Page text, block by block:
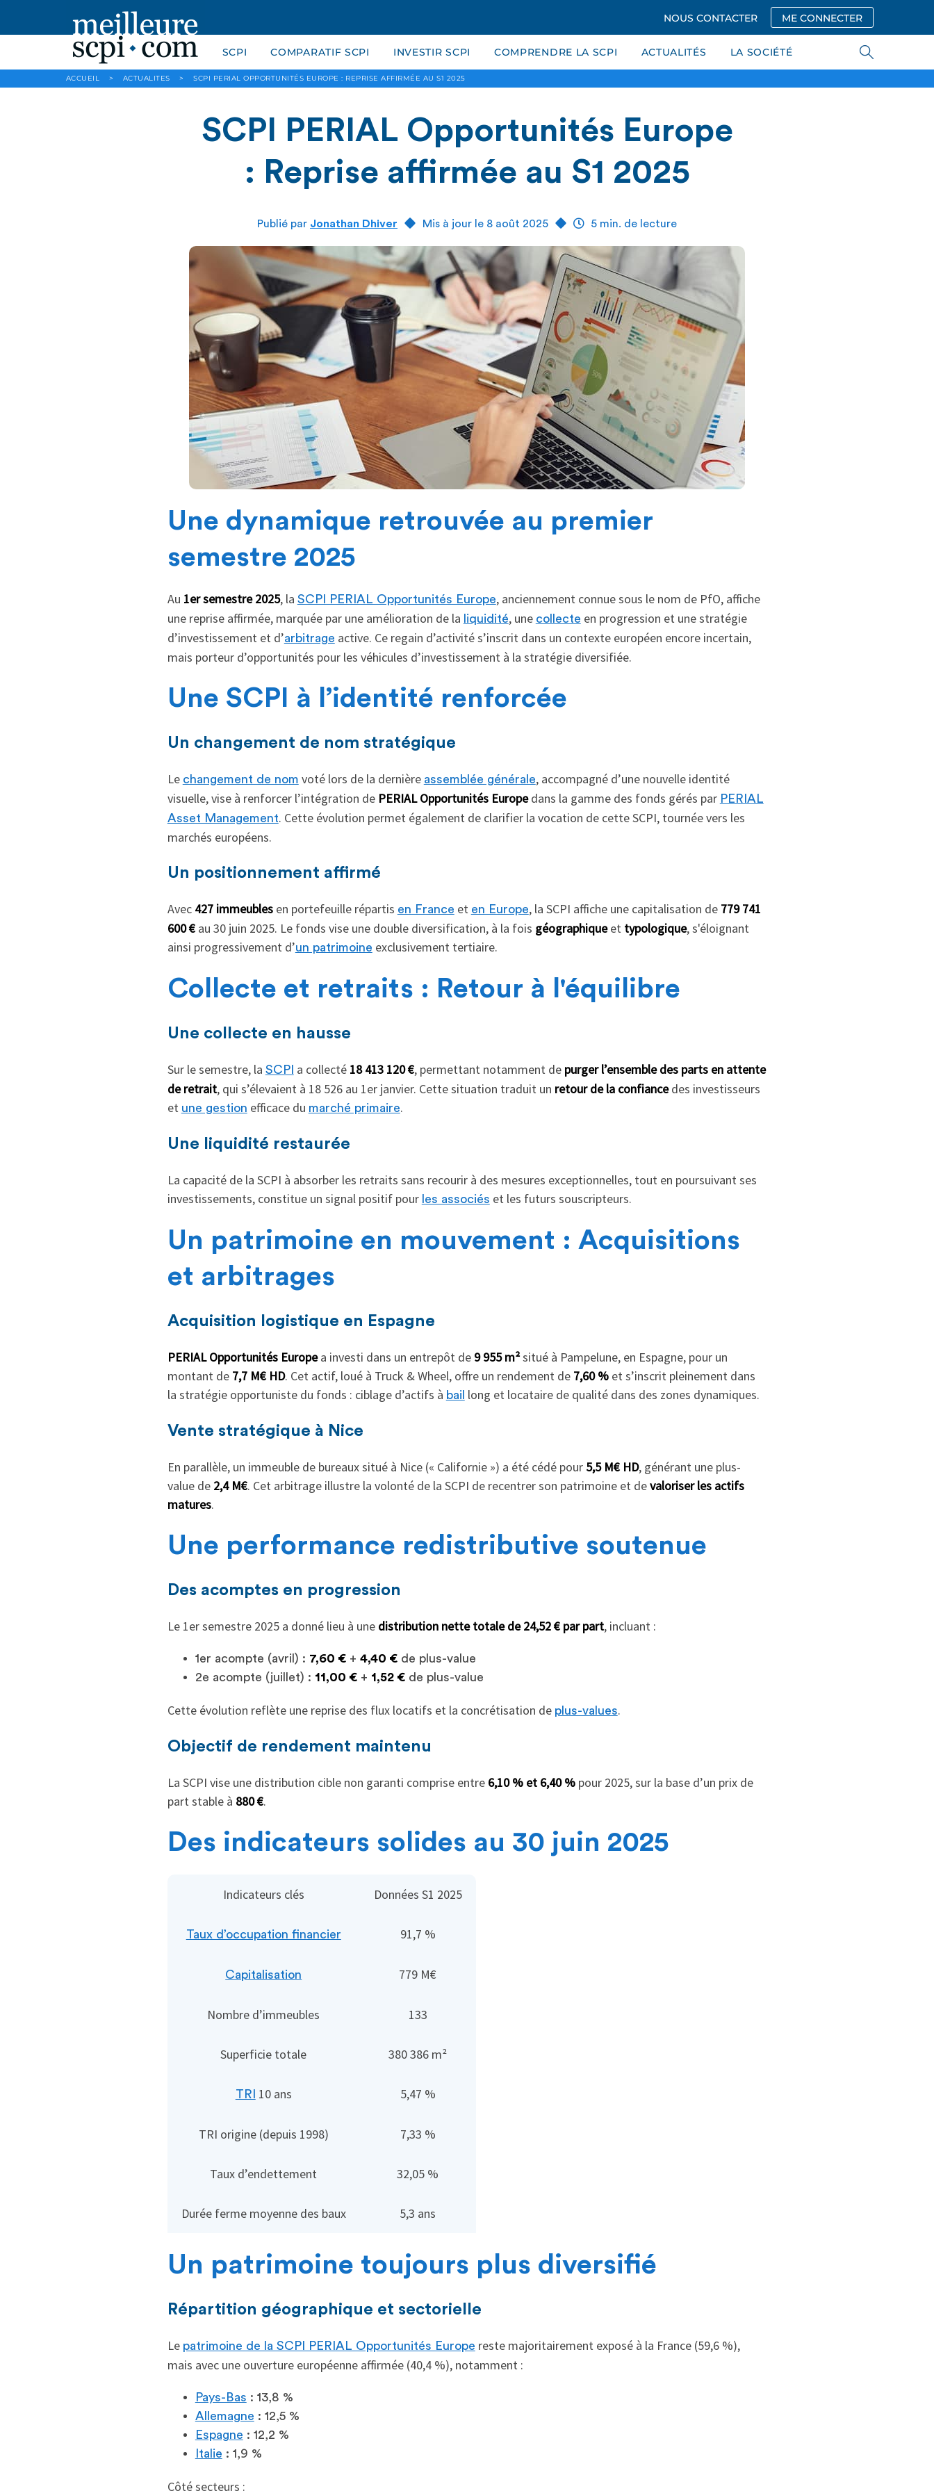
NOUS CONTACTER ME CONNECTER
SCPI COMPARATIF SCPI INVESTIR SCPI COMPRENDRE LA SCPI ACTUALITÉS LA SOCIÉTÉ
ACCUEIL > ACTUALITES > SCPI PERIAL OPPORTUNITÉS EUROPE : REPRISE AFFIRMÉE AU S1 2025
SCPI PERIAL Opportunités Europe
: Reprise affirmée au S1 2025
Publié par Jonathan Dhiver Mis à jour le 8 août 2025 5 min. de lecture
Une dynamique retrouvée au premier
semestre 2025
Au 1er semestre 2025, la SCPI PERIAL Opportunités Europe, anciennement connue sous le nom de PfO, affiche
une reprise affirmée, marquée par une amélioration de la liquidité, une collecte en progression et une stratégie
d’investissement et d’arbitrage active. Ce regain d’activité s’inscrit dans un contexte européen encore incertain,
mais porteur d’opportunités pour les véhicules d’investissement à la stratégie diversifiée.
Une SCPI à l’identité renforcée
Un changement de nom stratégique
Le changement de nom voté lors de la dernière assemblée générale, accompagné d’une nouvelle identité
visuelle, vise à renforcer l’intégration de PERIAL Opportunités Europedans la gamme des fonds gérés par PERIAL
Asset Management. Cette évolution permet également de clarifier la vocation de cette SCPI, tournée vers les
marchés européens.
Un positionnement affirmé
Avec 427 immeublesen portefeuille répartis en France et en Europe, la SCPI affiche une capitalisation de 779 741
600 €au 30 juin 2025. Le fonds vise une double diversification, à la fois géographiqueet typologique, s'éloignant
ainsi progressivement d’un patrimoine exclusivement tertiaire.
Collecte et retraits : Retour à l'équilibre
Une collecte en hausse
Sur le semestre, la SCPI a collecté 18 413 120 €, permettant notamment de purger l’ensemble des parts en attente
de retrait, qui s’élevaient à 18 526 au 1er janvier. Cette situation traduit un retour de la confiancedes investisseurs
et une gestion efficace du marché primaire.
Une liquidité restaurée
La capacité de la SCPI à absorber les retraits sans recourir à des mesures exceptionnelles, tout en poursuivant ses
investissements, constitue un signal positif pour les associés et les futurs souscripteurs.
Un patrimoine en mouvement : Acquisitions
et arbitrages
Acquisition logistique en Espagne
PERIAL Opportunités Europea investi dans un entrepôt de 9 955 m²situé à Pampelune, en Espagne, pour un
montant de 7,7 M€ HD. Cet actif, loué à Truck & Wheel, offre un rendement de 7,60 %et s’inscrit pleinement dans
la stratégie opportuniste du fonds : ciblage d’actifs à bail long et locataire de qualité dans des zones dynamiques.
Vente stratégique à Nice
En parallèle, un immeuble de bureaux situé à Nice (« Californie ») a été cédé pour 5,5 M€ HD, générant une plus-
value de 2,4 M€. Cet arbitrage illustre la volonté de la SCPI de recentrer son patrimoine et devaloriser les actifs
matures.
Une performance redistributive soutenue
Des acomptes en progression
Le 1er semestre 2025 a donné lieu à une distribution nette totale de 24,52 € par part, incluant :
1er acompte (avril) : 7,60 €+ 4,40 €de plus-value
2e acompte (juillet) : 11,00 €+ 1,52 €de plus-value
Cette évolution reflète une reprise des flux locatifs et la concrétisation de plus-values.
Objectif de rendement maintenu
La SCPI vise une distribution cible non garanti comprise entre 6,10 % et 6,40 %pour 2025, sur la base d’un prix de
part stable à 880 €.
Des indicateurs solides au 30 juin 2025
Indicateurs clés Données S1 2025
Taux d’occupation financier 91,7 %
Capitalisation 779 M€
Nombre d’immeubles 133
Superficie totale 380 386 m²
TRI 10 ans 5,47 %
TRI origine (depuis 1998) 7,33 %
Taux d’endettement 32,05 %
Durée ferme moyenne des baux 5,3 ans
Un patrimoine toujours plus diversifié
Répartition géographique et sectorielle
Le patrimoine de la SCPI PERIAL Opportunités Europe reste majoritairement exposé à la France (59,6 %),
mais avec une ouverture européenne affirmée (40,4 %), notamment :
Pays-Bas : 13,8 %
Allemagne : 12,5 %
Espagne : 12,2 %
Italie : 1,9 %
Côté secteurs :